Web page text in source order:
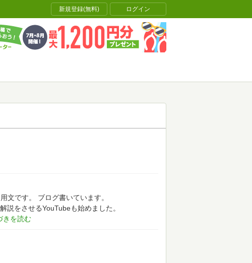
新規登録(無料) ログイン
文です。
ブログ書いています。
説をさせるYouTubeも始めました。